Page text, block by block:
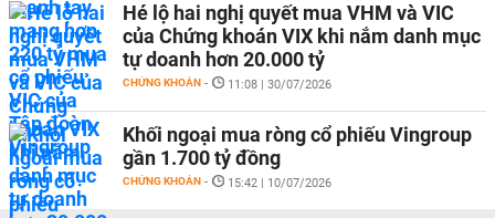
Hé lộ hai nghị quyết mua VHM và VIC
của Chứng khoán VIX khi nắm danh mục
tự doanh hơn 20.000 tỷ
CHỨNG KHOÁN - 11:08 | 30/07/2026
Khối ngoại mua ròng cổ phiếu Vingroup
gần 1.700 tỷ đồng
CHỨNG KHOÁN - 15:42 | 10/07/2026